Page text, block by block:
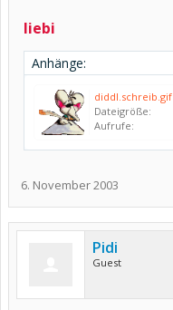
liebi
Anhänge:
diddl.schreib.gif
Dateigröße:
Aufrufe:
6. November 2003
Pidi
Guest